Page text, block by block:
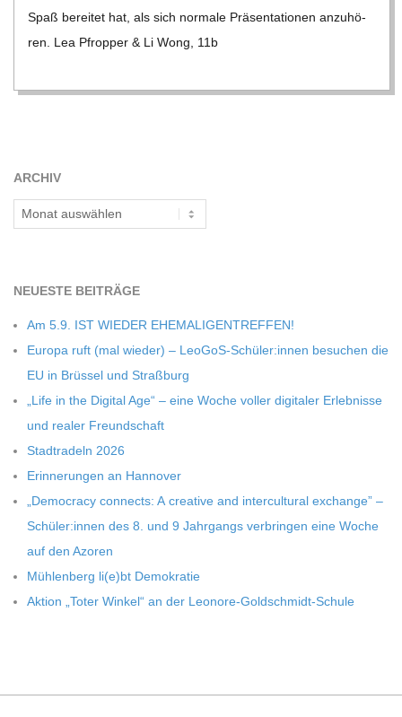
Spaß berei­tet hat, als sich nor­male Prä­sen­ta­tio­nen anzu­hö­
ren. Lea Pfrop­per & Li Wong, 11b
ARCHIV
Archiv
NEU­ESTE BEITRÄGE
Am 5.9. IST WIEDER EHEMALIGENTREFFEN!
Europa ruft (mal wie­der) – LeoGoS-Schüler:innen besu­chen die
EU in Brüs­sel und Straßburg
„Life in the Digi­tal Age“ – eine Woche vol­ler digi­ta­ler Erleb­nisse
und rea­ler Freundschaft
Stadt­ra­deln 2026
Erin­ne­run­gen an Hannover
„Demo­cracy con­nects: A crea­tive and inter­cul­tu­ral exch­ange” –
Schüler:innen des 8. und 9 Jahr­gangs ver­brin­gen eine Woche
auf den Azoren
Müh­len­berg li(e)bt Demokratie
Aktion „Toter Win­kel“ an der Leonore-Goldschmidt-Schule